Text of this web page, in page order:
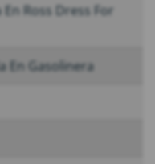
Ross Dress For
En Gasolinera